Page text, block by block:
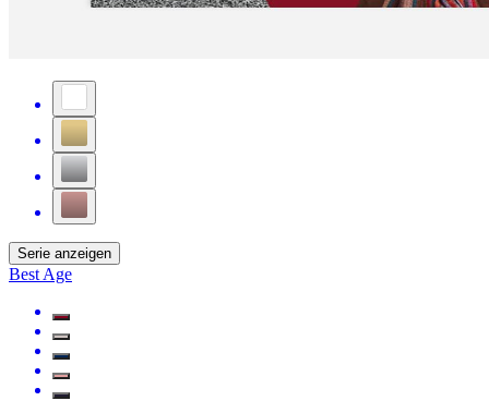
Serie anzeigen
Best Age